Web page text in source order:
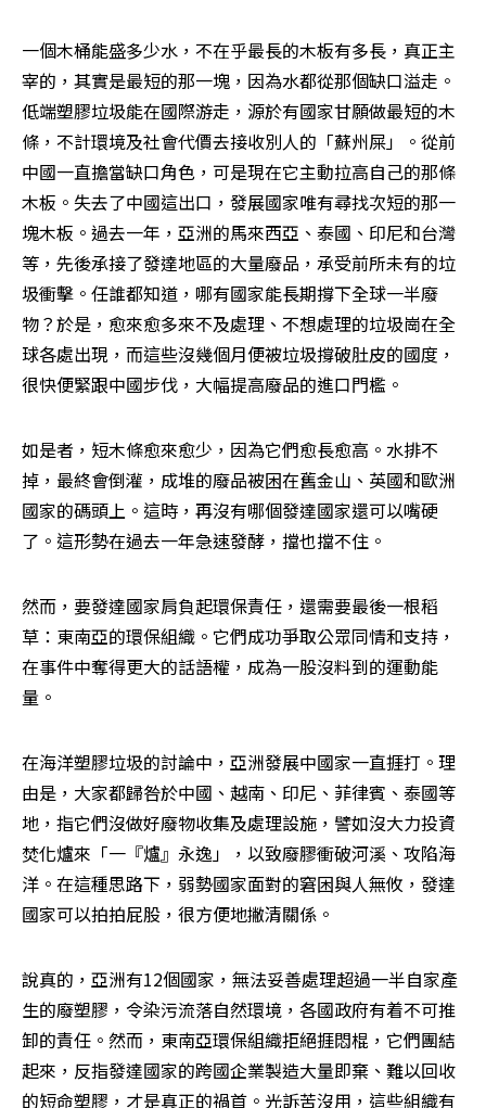
一個木桶能盛多少水，不在乎最長的木板有多長，真正主
宰的，其實是最短的那一塊，因為水都從那個缺口溢走。
低端塑膠垃圾能在國際游走，源於有國家甘願做最短的木
條，不計環境及社會代價去接收別人的「蘇州屎」。從前
中國一直擔當缺口角色，可是現在它主動拉高自己的那條
木板。失去了中國這出口，發展國家唯有尋找次短的那一
塊木板。過去一年，亞洲的馬來西亞、泰國、印尼和台灣
等，先後承接了發達地區的大量廢品，承受前所未有的垃
圾衝擊。任誰都知道，哪有國家能長期撐下全球一半廢
物？於是，愈來愈多來不及處理、不想處理的垃圾崗在全
球各處出現，而這些沒幾個月便被垃圾撐破肚皮的國度，
很快便緊跟中國步伐，大幅提高廢品的進口門檻。
如是者，短木條愈來愈少，因為它們愈長愈高。水排不
掉，最終會倒灌，成堆的廢品被困在舊金山、英國和歐洲
國家的碼頭上。這時，再沒有哪個發達國家還可以嘴硬
了。這形勢在過去一年急速發酵，擋也擋不住。
然而，要發達國家肩負起環保責任，還需要最後一根稻
草：東南亞的環保組織。它們成功爭取公眾同情和支持，
在事件中奪得更大的話語權，成為一股沒料到的運動能
量。
在海洋塑膠垃圾的討論中，亞洲發展中國家一直捱打。理
由是，大家都歸咎於中國、越南、印尼、菲律賓、泰國等
地，指它們沒做好廢物收集及處理設施，譬如沒大力投資
焚化爐來「一『爐』永逸」，以致廢膠衝破河溪、攻陷海
洋。在這種思路下，弱勢國家面對的窘困與人無攸，發達
國家可以拍拍屁股，很方便地撇清關係。
說真的，亞洲有12個國家，無法妥善處理超過一半自家產
生的廢塑膠，令染污流落自然環境，各國政府有着不可推
卸的責任。然而，東南亞環保組織拒絕捱悶棍，它們團結
起來，反指發達國家的跨國企業製造大量即棄、難以回收
的短命塑膠，才是真正的禍首。光訴苦沒用，這些組織有